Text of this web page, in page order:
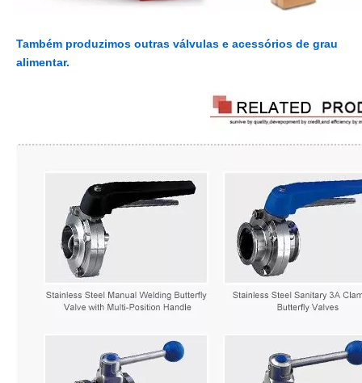
Também produzimos outras válvulas e acessórios de grau
alimentar.